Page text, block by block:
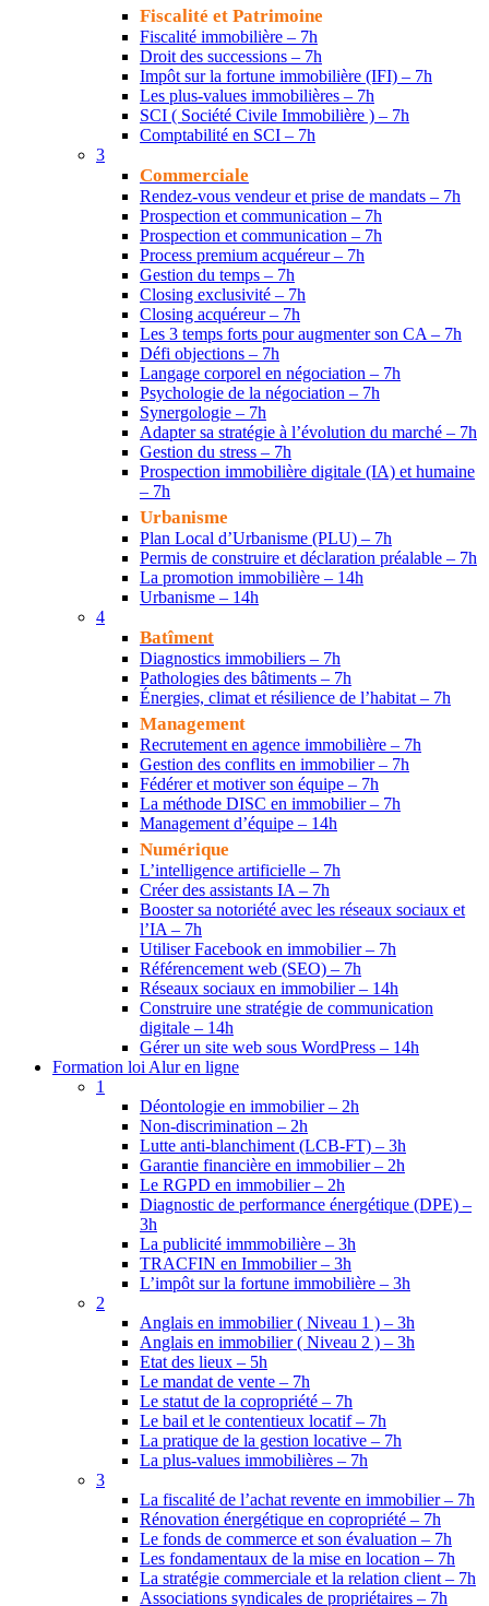
Fiscalité et Patrimoine
Fiscalité immobilière – 7h
Droit des successions – 7h
Impôt sur la fortune immobilière (IFI) – 7h
Les plus-values immobilières – 7h
SCI ( Société Civile Immobilière ) – 7h
Comptabilité en SCI – 7h
3
Commerciale
Rendez-vous vendeur et prise de mandats – 7h
Prospection et communication – 7h
Prospection et communication – 7h
Process premium acquéreur – 7h
Gestion du temps – 7h
Closing exclusivité – 7h
Closing acquéreur – 7h
Les 3 temps forts pour augmenter son CA – 7h
Défi objections – 7h
Langage corporel en négociation – 7h
Psychologie de la négociation – 7h
Synergologie – 7h
Adapter sa stratégie à l’évolution du marché – 7h
Gestion du stress – 7h
Prospection immobilière digitale (IA) et humaine
– 7h
Urbanisme
Plan Local d’Urbanisme (PLU) – 7h
Permis de construire et déclaration préalable – 7h
La promotion immobilière – 14h
Urbanisme – 14h
4
Batîment
Diagnostics immobiliers – 7h
Pathologies des bâtiments – 7h
Énergies, climat et résilience de l’habitat – 7h
Management
Recrutement en agence immobilière – 7h
Gestion des conflits en immobilier – 7h
Fédérer et motiver son équipe – 7h
La méthode DISC en immobilier – 7h
Management d’équipe – 14h
Numérique
L’intelligence artificielle – 7h
Créer des assistants IA – 7h
Booster sa notoriété avec les réseaux sociaux et
l’IA – 7h
Utiliser Facebook en immobilier – 7h
Référencement web (SEO) – 7h
Réseaux sociaux en immobilier – 14h
Construire une stratégie de communication
digitale – 14h
Gérer un site web sous WordPress – 14h
Formation loi Alur en ligne
1
Déontologie en immobilier – 2h
Non-discrimination – 2h
Lutte anti-blanchiment (LCB-FT) – 3h
Garantie financière en immobilier – 2h
Le RGPD en immobilier – 2h
Diagnostic de performance énergétique (DPE) –
3h
La publicité immmobilière – 3h
TRACFIN en Immobilier – 3h
L’impôt sur la fortune immobilière – 3h
2
Anglais en immobilier ( Niveau 1 ) – 3h
Anglais en immobilier ( Niveau 2 ) – 3h
Etat des lieux – 5h
Le mandat de vente – 7h
Le statut de la copropriété – 7h
Le bail et le contentieux locatif – 7h
La pratique de la gestion locative – 7h
La plus-values immobilières – 7h
3
La fiscalité de l’achat revente en immobilier – 7h
Rénovation énergétique en copropriété – 7h
Le fonds de commerce et son évaluation – 7h
Les fondamentaux de la mise en location – 7h
La stratégie commerciale et la relation client – 7h
Associations syndicales de propriétaires – 7h